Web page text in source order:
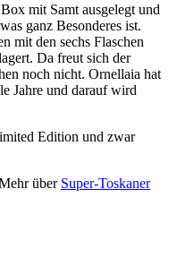
mit Samt ausgelegt und
ganz Besonderes ist.
mit den sechs Flaschen
Da freut sich der
noch nicht. Ornellaia hat
Jahre und darauf wird
Edition und zwar
über Super-Toskaner